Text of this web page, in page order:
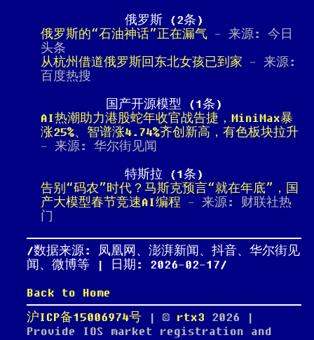
俄罗斯 (2条)
俄罗斯的“石油神话”正在漏气 - 来源: 今日
头条
从杭州借道俄罗斯回东北女孩已到家 - 来源:
百度热搜
国产开源模型 (1条)
AI热潮助力港股蛇年收官战告捷，MiniMax暴
涨25%、智谱涨4.74%齐创新高，有色板块拉升
- 来源: 华尔街见闻
特斯拉 (1条)
告别“码农”时代？马斯克预言“就在年底”，国
产大模型春节竞速AI编程 - 来源: 财联社热
门
数据来源: 凤凰网、澎湃新闻、抖音、华尔街见
闻、微博等 | 日期: 2026-02-17
Back to Home
沪ICP备15006974号 | © rtx3 2026 |
Provide IOS market registration and